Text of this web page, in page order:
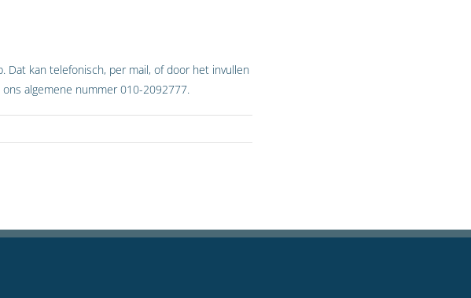
Dat kan telefonisch, per mail, of door het invullen
algemene nummer 010-2092777.